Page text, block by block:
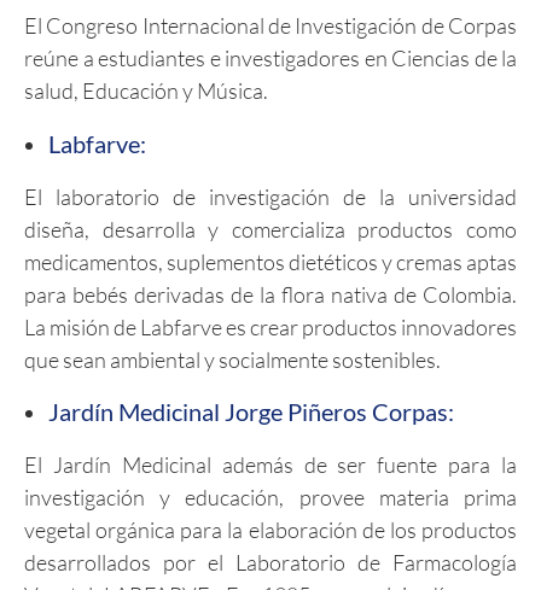
El Congreso Internacional de Investigación de Corpas
reúne a estudiantes e investigadores en Ciencias de la
salud, Educación y Música.
Labfarve:
El laboratorio de investigación de la universidad
diseña, desarrolla y comercializa productos como
medicamentos, suplementos dietéticos y cremas aptas
para bebés derivadas de la flora nativa de Colombia.
La misión de Labfarve es crear productos innovadores
que sean ambiental y socialmente sostenibles.
Jardín Medicinal Jorge Piñeros Corpas:
El Jardín Medicinal además de ser fuente para la
investigación y educación, provee materia prima
vegetal orgánica para la elaboración de los productos
desarrollados por el Laboratorio de Farmacología